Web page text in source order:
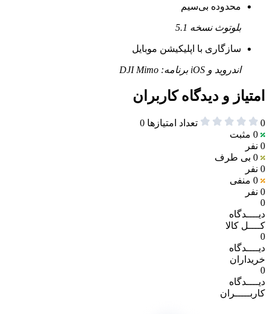
محدوده بی‌سیم
بلوتوث نسخه 5.1
سازگاری با اپلیکیشن موبایل
اندروید و iOS برنامه: DJI Mimo
امتیاز و دیدگاه کاربران
0 تعداد امتیازها 0
0 مثبت
0 نفر
0 بی طرف
0 نفر
0 منفی
0 نفر
0
دیــــدگاه
کــــل کالا
0
دیــــدگاه
خریداران
0
دیــــدگاه
کاربـــــران